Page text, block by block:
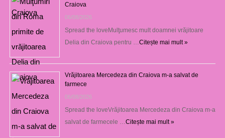
Craiova
06/08/2026
Spread the loveMulţumesc mult doamnei vrăjitoare
Delia din Craiova pentru …Citește mai mult »
Vrăjitoarea Mercedeza din Craiova m-a salvat de
farmece
06/08/2026
Spread the loveVrăjitoarea Mercedeza din Craiova m-a
salvat de farmecele …Citește mai mult »